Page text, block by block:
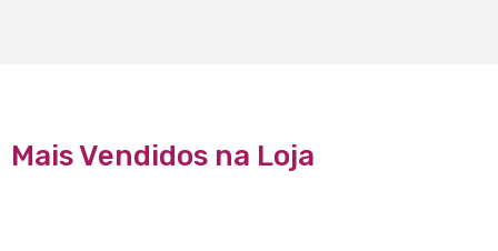
Mais Vendidos na Loja